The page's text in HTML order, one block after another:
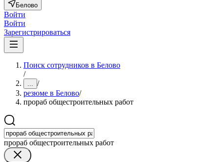
Белово
Войти
Войти
Зарегистрироваться
Поиск сотрудников в Белово
/
... /
резюме в Белово/
прораб общестроительных работ
прораб общестроительных работ